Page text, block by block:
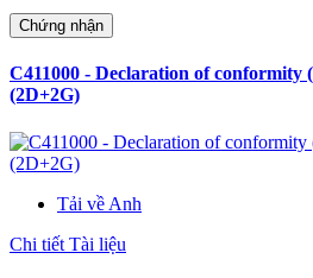
Chứng nhận
C411000 - Declaration of conformity
(2D+2G)
Tải về Anh
Chi tiết Tài liệu